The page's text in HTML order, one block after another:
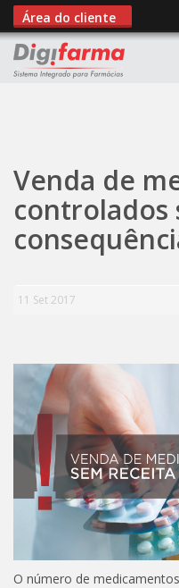
Área do cliente
Venda de
controlados
11 Set 2017
O número de